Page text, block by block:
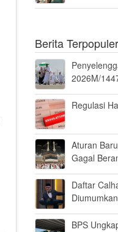
Berita Terpopuler
2026M/
Regulasi
Aturan
Gagal
Daftar
BPS